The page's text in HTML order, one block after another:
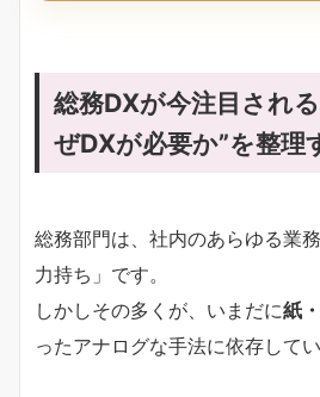
総務DXが今注目され
ぜDXが必要か”を整理
総務部門は、社内のあらゆる業
力持ち」です。
しかしその多くが、いまだに紙
ったアナログな手法に依存してい